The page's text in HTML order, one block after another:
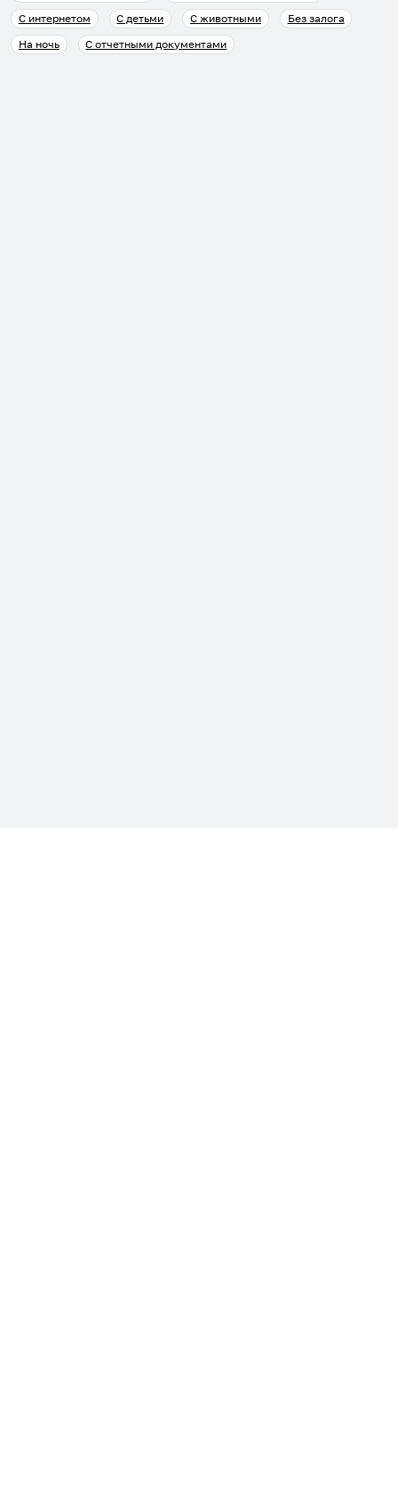
С интернетом
С детьми С животными
Без залога
На ночь
С отчетными документами